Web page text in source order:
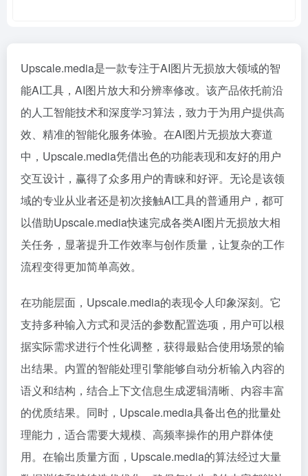
Upscale.media是一款专注于AI图片无损放大领域的智
能AI工具，AI图片放大和分辨率修改。该产品依托前沿
的人工智能技术和深度学习算法，致力于为用户提供高
效、精准的智能化服务体验。在AI图片无损放大赛道
中，Upscale.media凭借出色的功能表现和友好的用户
交互设计，赢得了众多用户的青睐和好评。无论是该领
域的专业从业者还是初次接触AI工具的普通用户，都可
以借助Upscale.media快速完成各类AI图片无损放大相
关任务，显著提升工作效率与创作质量，让复杂的工作
流程变得更加简单高效。
在功能层面，Upscale.media的表现令人印象深刻。它
支持多种输入方式和灵活的参数配置选项，用户可以根
据实际需求进行个性化调整，获得最贴合使用场景的输
出结果。内置的智能处理引擎能够自动分析输入内容的
语义和结构，结合上下文信息生成逻辑清晰、内容丰富
的优质结果。同时，Upscale.media具备出色的批量处
理能力，适合需要大规模、高频率操作的用户群体使
用。在输出质量方面，Upscale.media的算法经过大量